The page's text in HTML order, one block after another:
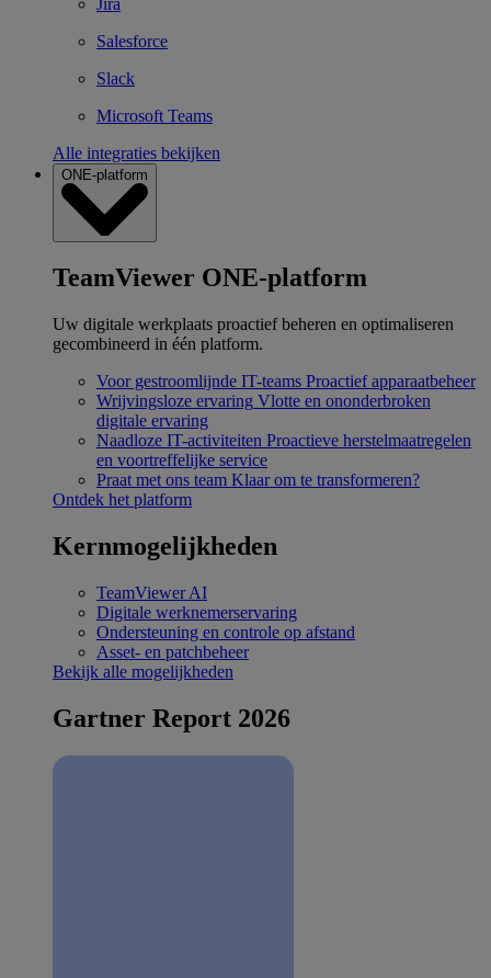
Jira
Salesforce
Slack
Microsoft Teams
Alle integraties bekijken
ONE-platform
TeamViewer ONE-platform
Uw digitale werkplaats proactief beheren en optimaliseren
gecombineerd in één platform.
Voor gestroomlijnde IT-teams Proactief apparaatbeheer
Wrijvingsloze ervaring Vlotte en ononderbroken
digitale ervaring
Naadloze IT-activiteiten Proactieve herstelmaatregelen
en voortreffelijke service
Praat met ons team Klaar om te transformeren?
Ontdek het platform
Kernmogelijkheden
TeamViewer AI
Digitale werknemerservaring
Ondersteuning en controle op afstand
Asset- en patchbeheer
Bekijk alle mogelijkheden
Gartner Report 2026